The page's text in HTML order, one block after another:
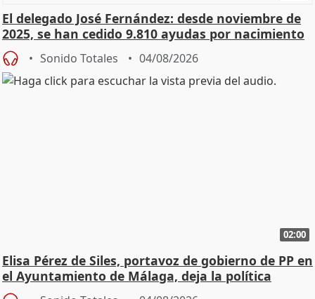
El delegado José Fernández: desde noviembre de
2025, se han cedido 9.810 ayudas por nacimiento
Sonido Totales 04/08/2026
02:00
Elisa Pérez de Siles, portavoz de gobierno de PP en
el Ayuntamiento de Málaga, deja la política